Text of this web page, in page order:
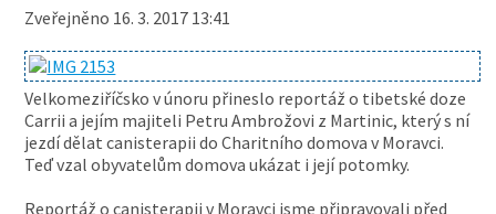
Zveřejněno 16. 3. 2017 13:41
Velkomeziříčsko v únoru přineslo reportáž o tibetské doze
Carrii a jejím majiteli Petru Ambrožovi z Martinic, který s ní
jezdí dělat canisterapii do Charitního domova v Moravci.
Teď vzal obyvatelům domova ukázat i její potomky.
Reportáž o canisterapii v Moravci jsme připravovali před